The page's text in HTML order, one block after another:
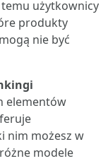
użytkownicy
produkty
nie być
elementów
nim możesz w
modele